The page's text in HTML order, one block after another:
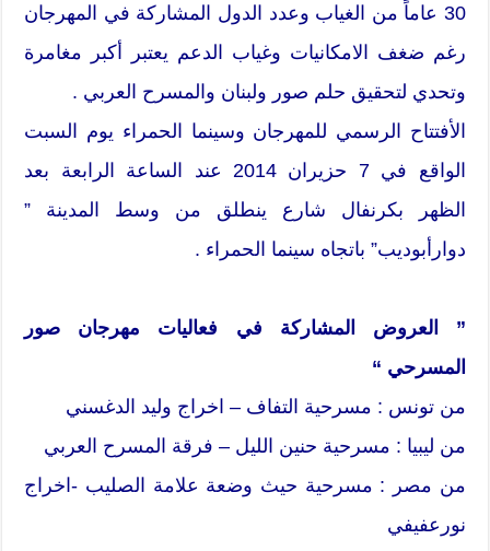
30 عاماً من الغياب وعدد الدول المشاركة في المهرجان
رغم ضغف الامكانيات وغياب الدعم يعتبر أكبر مغامرة
وتحدي لتحقيق حلم صور ولبنان والمسرح العربي .
الأفتتاح الرسمي للمهرجان وسينما الحمراء يوم السبت
الواقع في 7 حزيران 2014 عند الساعة الرابعة بعد
الظهر بكرنفال شارع ينطلق من وسط المدينة ”
دوارأبوديب” باتجاه سينما الحمراء .
” العروض المشاركة في فعاليات مهرجان صور
المسرحي “
من تونس : مسرحية التفاف – اخراج وليد الدغسني
من ليبيا : مسرحية حنين الليل – فرقة المسرح العربي
من مصر : مسرحية حيث وضعة علامة الصليب -اخراج
نورعفيفي